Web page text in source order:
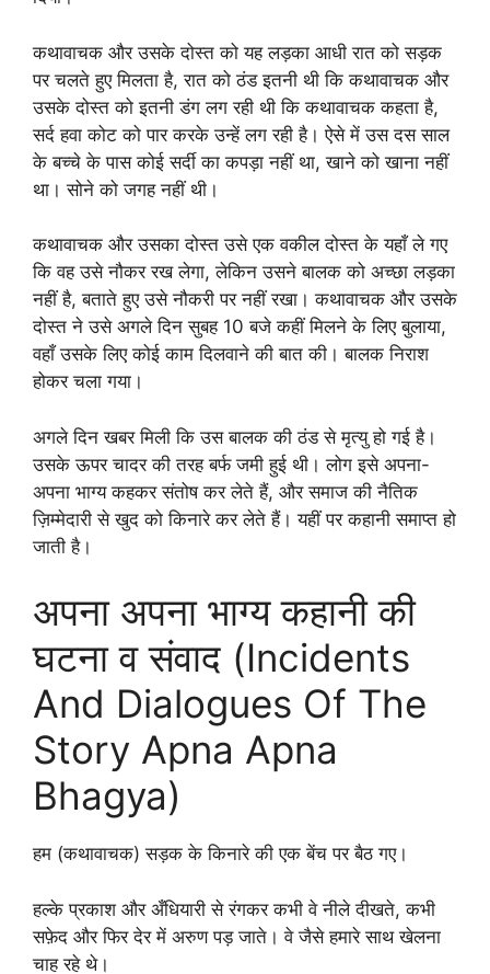
कथावाचक और उसके दोस्त को यह लड़का आधी रात को सड़क
पर चलते हुए मिलता है, रात को ठंड इतनी थी कि कथावाचक और
उसके दोस्त को इतनी डंग लग रही थी कि कथावाचक कहता है,
सर्द हवा कोट को पार करके उन्हें लग रही है। ऐसे में उस दस साल
के बच्चे के पास कोई सर्दी का कपड़ा नहीं था, खाने को खाना नहीं
था। सोने को जगह नहीं थी।
कथावाचक और उसका दोस्त उसे एक वकील दोस्त के यहाँ ले गए
कि वह उसे नौकर रख लेगा, लेकिन उसने बालक को अच्छा लड़का
नहीं है, बताते हुए उसे नौकरी पर नहीं रखा। कथावाचक और उसके
दोस्त ने उसे अगले दिन सुबह 10 बजे कहीं मिलने के लिए बुलाया,
वहाँ उसके लिए कोई काम दिलवाने की बात की। बालक निराश
होकर चला गया।
अगले दिन खबर मिली कि उस बालक की ठंड से मृत्यु हो गई है।
उसके ऊपर चादर की तरह बर्फ जमी हुई थी। लोग इसे अपना-
अपना भाग्य कहकर संतोष कर लेते हैं, और समाज की नैतिक
ज़िम्मेदारी से खुद को किनारे कर लेते हैं। यहीं पर कहानी समाप्त हो
जाती है।
अपना अपना भाग्य कहानी की
घटना व संवाद (Incidents
And Dialogues Of The
Story Apna Apna
Bhagya)
हम (कथावाचक) सड़क के किनारे की एक बेंच पर बैठ गए।
हल्के प्रकाश और अँधियारी से रंगकर कभी वे नीले दीखते, कभी
सफ़ेद और फिर देर में अरुण पड़ जाते। वे जैसे हमारे साथ खेलना
चाह रहे थे।